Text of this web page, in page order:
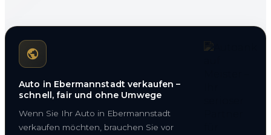
Auto in Ebermannstadt verkaufen –
schnell, fair und ohne Umwege
Wenn Sie Ihr Auto in Ebermannstadt
verkaufen möchten, brauchen Sie vor